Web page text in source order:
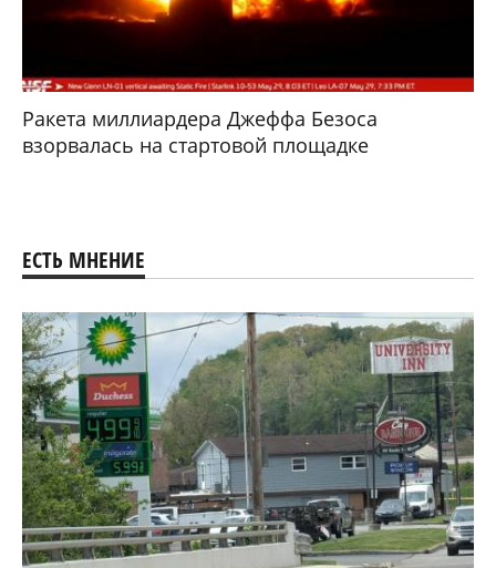
Ракета миллиардера Джеффа Безоса
взорвалась на стартовой площадке
ЕСТЬ МНЕНИЕ